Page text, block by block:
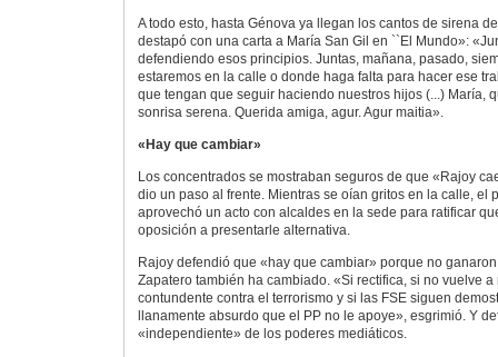
A todo esto, hasta Génova ya llegan los cantos de sirena
destapó con una carta a María San Gil en ``El Mundo»:
defendiendo esos principios. Juntas, mañana, pasado,
estaremos en la calle o donde haga falta para hacer ese
que tengan que seguir haciendo nuestros hijos (...) María,
sonrisa serena. Querida amiga, agur. Agur maitia».
«Hay que cambiar»
Los concentrados se mostraban seguros de que «Rajoy
dio un paso al frente. Mientras se oían gritos en la calle, el
aprovechó un acto con alcaldes en la sede para ratificar
oposición a presentarle alternativa.
Rajoy defendió que «hay que cambiar» porque no
Zapatero también ha cambiado. «Si rectifica, si no vuelve a
contundente contra el terrorismo y si las FSE siguen
llanamente absurdo que el PP no le apoye», esgrimió. Y
«independiente» de los poderes mediáticos.